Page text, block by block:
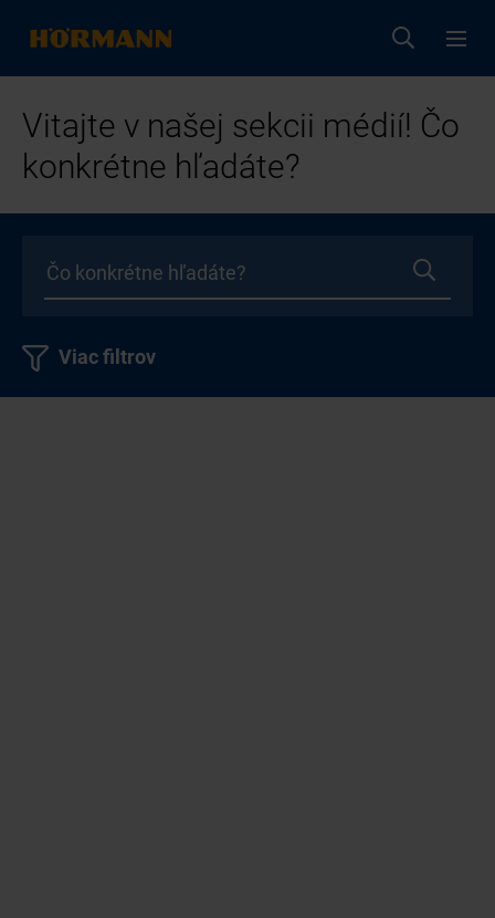
Vitajte v našej sekcii médií! Čo
konkrétne hľadáte?
Viac filtrov